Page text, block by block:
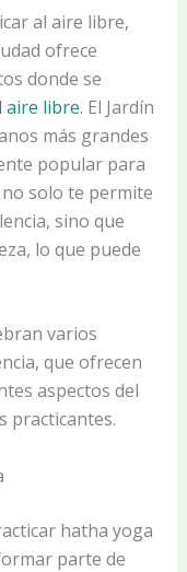
al aire libre,
ofrece
donde se
aire libre. El Jardín
más grandes
popular para
solo te permite
sino que
lo que puede
varios
que ofrecen
aspectos del
practicantes.
hatha yoga
parte de